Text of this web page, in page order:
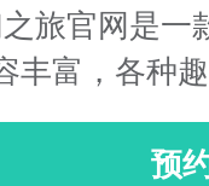
旅官网是一
丰富，各种
预